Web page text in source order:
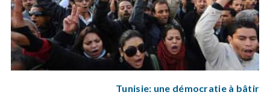
Tunisie: une démocratie à bâtir